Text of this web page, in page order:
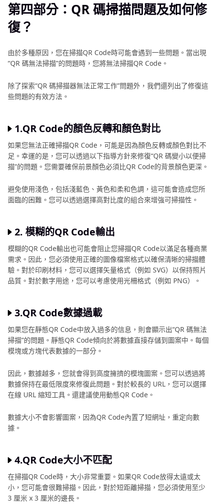
第四部分：QR 碼掃描問題及如何修
復？
由於多種原因，您在掃描QR Code時可能會遇到一些問題。當出現
“QR 碼無法掃描”的問題時，您將無法掃描QR Code。
除了探索“QR 碼掃描器無法正常工作”問題外，我們還列出了修復這
些問題的有效方法。
1.QR Code的顏色反轉和顏色對比
如果您無法正確掃描QR Code，可能是因為顏色反轉或顏色對比不
足。幸運的是，您可以透過以下指導方針來修復“QR 碼變小以便掃
描”的問題。您需要確保前景顏色必須比QR Code的背景顏色更深。
避免使用淺色，包括淺藍色、黃色和柔和色調，這可能會造成您所
面臨的困難。您可以透過選擇高對比度的組合來增強可掃描性。
2. 模糊的QR Code輸出
模糊的QR Code輸出也可能會阻止您掃描QR Code以滿足各種商業
需求。因此，您必須使用正確的圖像檔案格式以確保清晰的掃描體
驗。對於印刷材料，您可以選擇矢量格式（例如 SVG）以保持照片
品質。對於數字用途，您可以考慮使用光柵格式（例如 PNG）。
3.QR Code數據過載
如果您在靜態QR Code中放入過多的信息，則會顯示出“QR 碼無法
掃描”的問題。靜態QR Code傾向於將數據直接存儲到圖案中。每個
模塊或方塊代表數據的一部分。
因此，數據越多，您就會得到高度擁擠的模塊圖案。您可以透過將
數據保持在最低限度來修復此問題。對於較長的 URL，您可以選擇
在線 URL 縮短工具。還建議使用動態QR Code。
數據大小不會影響圖案，因為QR Code內置了短網址，重定向數
據。
4.QR Code大小不匹配
在掃描QR Code時，大小非常重要。如果QR Code放得太遠或太
小，您可能會很難掃描。因此，對於短距離掃描，您必須使用至少
3 厘米 x 3 厘米的邊長。